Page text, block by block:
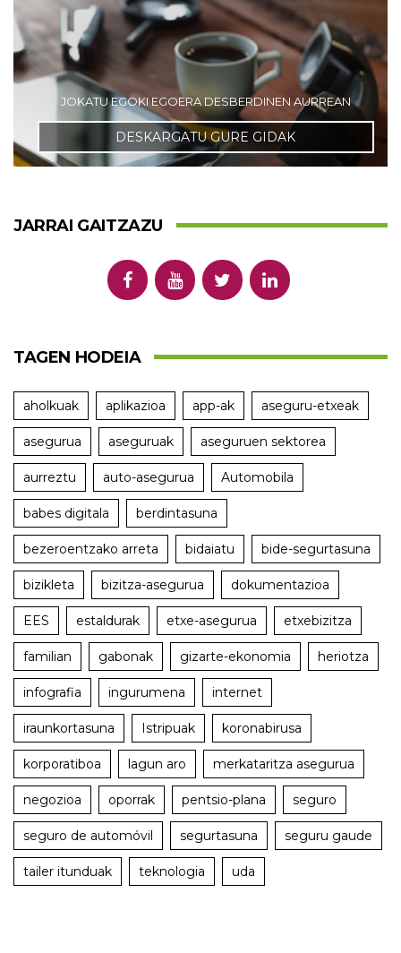
JOKATU EGOKI EGOERA DESBERDINEN AURREAN
DESKARGATU GURE GIDAK
JARRAI GAITZAZU
TAGEN HODEIA
aholkuak aplikazioa app-ak aseguru-etxeak
asegurua aseguruak aseguruen sektorea
aurreztu auto-asegurua Automobila
babes digitala berdintasuna
bezeroentzako arreta bidaiatu bide-segurtasuna
bizikleta bizitza-asegurua dokumentazioa
EES estaldurak etxe-asegurua etxebizitza
familian gabonak gizarte-ekonomia heriotza
infografia ingurumena internet
iraunkortasuna Istripuak koronabirusa
korporatiboa lagun aro merkataritza asegurua
negozioa oporrak pentsio-plana seguro
seguro de automóvil segurtasuna seguru gaude
tailer itunduak teknologia uda